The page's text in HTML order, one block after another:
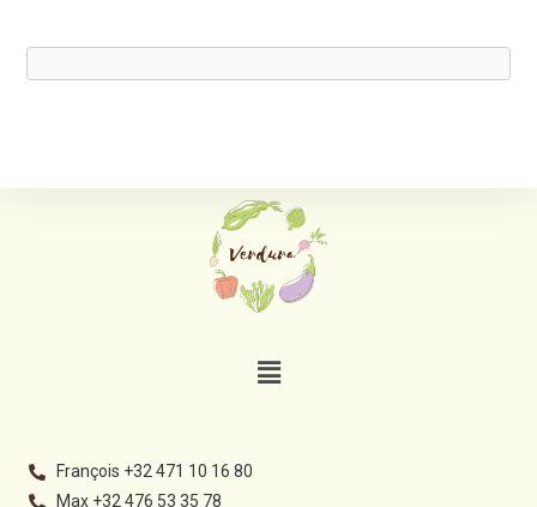
François +32 471 10 16 80
Max +32 476 53 35 78